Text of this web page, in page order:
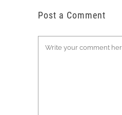
Post a Comment